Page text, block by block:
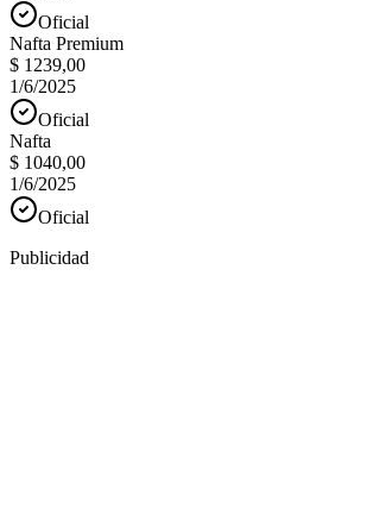
Oficial
Nafta Premium
$ 1239,00
1/6/2025
Oficial
Nafta
$ 1040,00
1/6/2025
Oficial
Publicidad